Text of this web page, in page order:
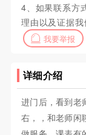
4、如果联系方
理由以及证据我
我要举报
详细介绍
进门后，看到老
右，，和老师闲